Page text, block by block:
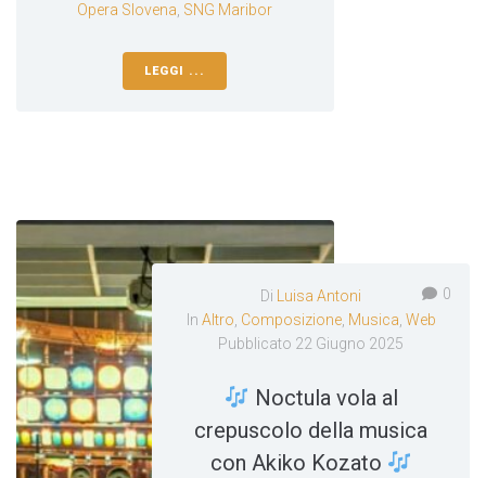
Opera Slovena SNG Maribor
LEGGI ...
0
Di Luisa Antoni
In Altro, Composizione, Musica, Web
Pubblicato 22 Giugno 2025
Noctula vola al
crepuscolo della musica
con Akiko Kozato